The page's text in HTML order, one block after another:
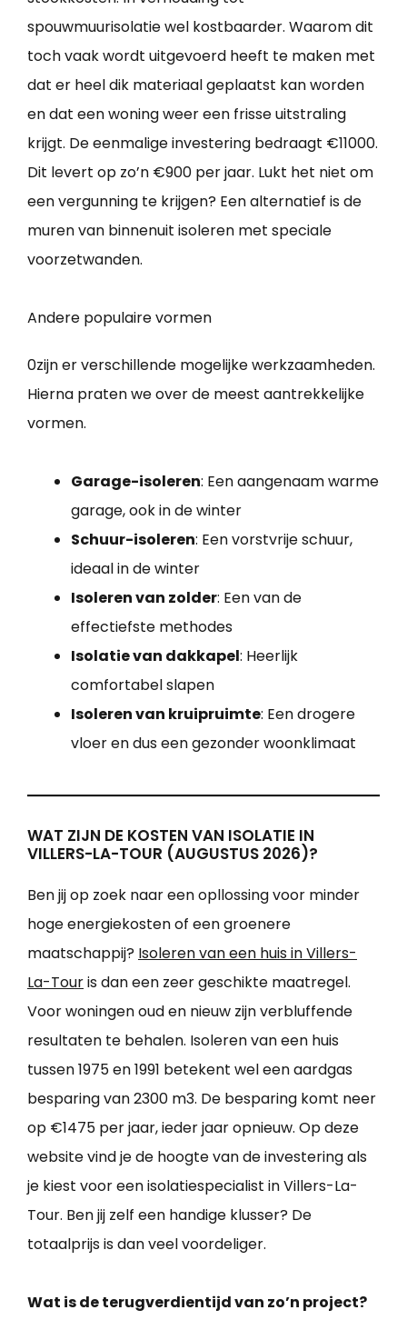
spouwmuurisolatie wel kostbaarder. Waarom dit
toch vaak wordt uitgevoerd heeft te maken met
dat er heel dik materiaal geplaatst kan worden
en dat een woning weer een frisse uitstraling
krijgt. De eenmalige investering bedraagt €11000.
Dit levert op zo’n €900 per jaar. Lukt het niet om
een vergunning te krijgen? Een alternatief is de
muren van binnenuit isoleren met speciale
voorzetwanden.
Andere populaire vormen
0zijn er verschillende mogelijke werkzaamheden.
Hierna praten we over de meest aantrekkelijke
vormen.
Garage-isoleren: Een aangenaam warme
garage, ook in de winter
Schuur-isoleren: Een vorstvrije schuur,
ideaal in de winter
Isoleren van zolder: Een van de
effectiefste methodes
Isolatie van dakkapel: Heerlijk
comfortabel slapen
Isoleren van kruipruimte: Een drogere
vloer en dus een gezonder woonklimaat
WAT ZIJN DE KOSTEN VAN ISOLATIE IN
VILLERS-LA-TOUR (AUGUSTUS 2026)?
Ben jij op zoek naar een opllossing voor minder
hoge energiekosten of een groenere
maatschappij? Isoleren van een huis in Villers-
La-Touris dan een zeer geschikte maatregel.
Voor woningen oud en nieuw zijn verbluffende
resultaten te behalen. Isoleren van een huis
tussen 1975 en 1991 betekent wel een aardgas
besparing van 2300 m3. De besparing komt neer
op €1475 per jaar, ieder jaar opnieuw. Op deze
website vind je de hoogte van de investering als
je kiest voor een isolatiespecialist in Villers-La-
Tour. Ben jij zelf een handige klusser? De
totaalprijs is dan veel voordeliger.
Wat is de terugverdientijd van zo’n project?